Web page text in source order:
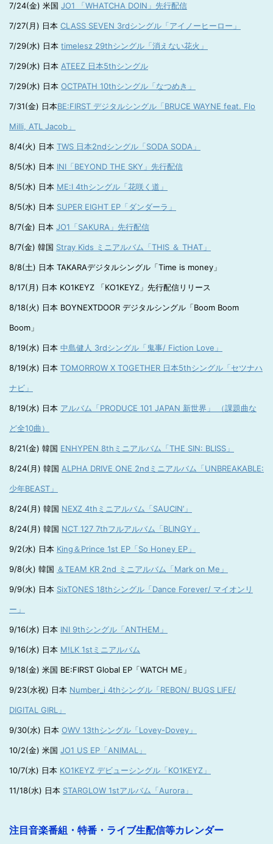
7/24(金) 米国 JO1 「WHATCHA DOIN」先行配信
7/27(月) 日本 CLASS SEVEN 3rdシングル「アイノーヒーロー」
7/29(水) 日本 timelesz 29thシングル「消えない花火」
7/29(水) 日本 ATEEZ 日本5thシングル
7/29(水) 日本 OCTPATH 10thシングル「なつめき」
7/31(金) 日本BE:FIRST デジタルシングル「BRUCE WAYNE feat. Flo
Milli, ATL Jacob」
8/4(火) 日本 TWS 日本2ndシングル「SODA SODA」
8/5(水) 日本 INI「BEYOND THE SKY」先行配信
8/5(水) 日本 ME:I 4thシングル「花咲く道」
8/5(水) 日本 SUPER EIGHT EP「ダンダーラ」
8/7(金) 日本 JO1「SAKURA」先行配信
8/7(金) 韓国 Stray Kids ミニアルバム「THIS ＆ THAT」
8/8(土) 日本 TAKARAデジタルシングル「Time is money」
8/17(月) 日本 KO1KEYZ 「KO1KEYZ」先行配信リリース
8/18(火) 日本 BOYNEXTDOOR デジタルシングル「Boom Boom
Boom」
8/19(水) 日本 中島健人 3rdシングル「鬼事/ Fiction Love」
8/19(水) 日本 TOMORROW X TOGETHER 日本5thシングル「セツナハ
ナビ」
8/19(水) 日本 アルバム「PRODUCE 101 JAPAN 新世界」 （課題曲な
ど全10曲）
8/21(金) 韓国 ENHYPEN 8thミニアルバム「THE SIN: BLISS」
8/24(月) 韓国 ALPHA DRIVE ONE 2ndミニアルバム「UNBREAKABLE:
少年BEAST」
8/24(月) 韓国 NEXZ 4thミニアルバム「SAUCIN’」
8/24(月) 韓国 NCT 127 7thフルアルバム「BLINGY」
9/2(水) 日本 King＆Prince 1st EP「So Honey EP」
9/8(火) 韓国 ＆TEAM KR 2nd ミニアルバム「Mark on Me」
9/9(水) 日本 SixTONES 18thシングル「Dance Forever/ マイオンリ
ー」
9/16(水) 日本 INI 9thシングル「ANTHEM」
9/16(水) 日本 M!LK 1stミニアルバム
9/18(金) 米国 BE:FIRST Global EP「WATCH ME」
9/23(水祝) 日本 Number_i 4thシングル「REBON/ BUGS LIFE/
DIGITAL GIRL」
9/30(水) 日本 OWV 13thシングル「Lovey-Dovey」
10/2(金) 米国 JO1 US EP「ANIMAL」
10/7(水) 日本 KO1KEYZ デビューシングル「KO1KEYZ」
11/18(水) 日本 STARGLOW 1stアルバム「Aurora」
注目音楽番組・特番・ライブ生配信等カレンダー